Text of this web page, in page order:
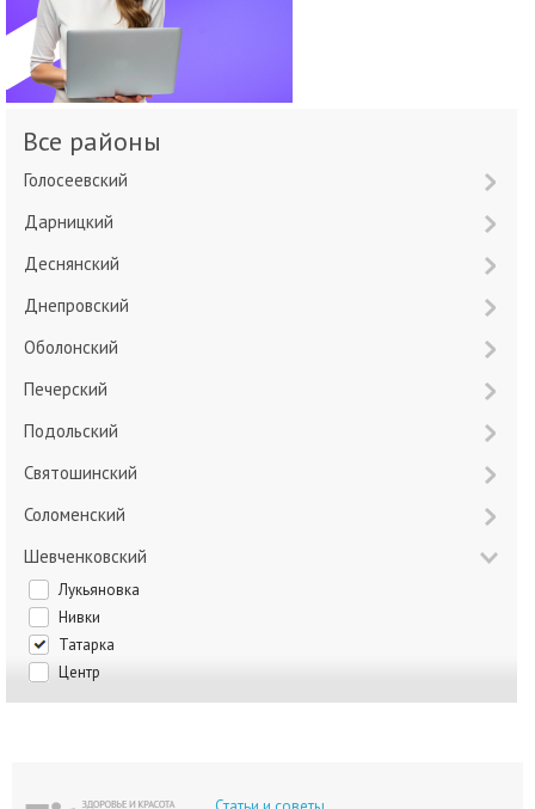
Все районы
Голосеевский
Дарницкий
Деснянский
Днепровский
Оболонский
Печерский
Подольский
Святошинский
Соломенский
Шевченковский
Лукьяновка
Нивки
Татарка
Центр